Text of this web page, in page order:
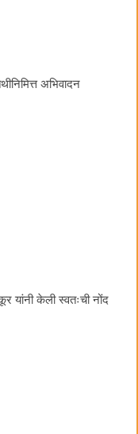
अभिवादन
यांनी केली स्वतःची नोंद